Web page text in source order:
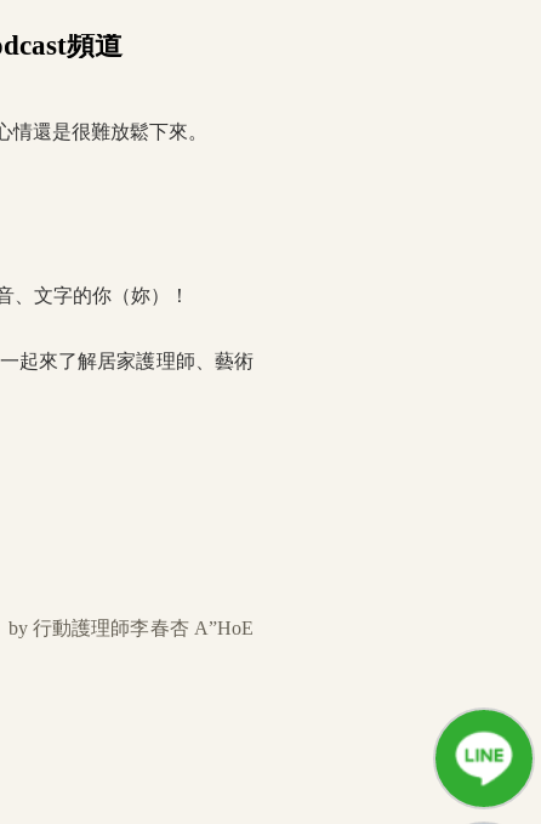
頻道
還是很難放鬆下來。
、文字的你（妳）！
起來了解居家護理師、藝術